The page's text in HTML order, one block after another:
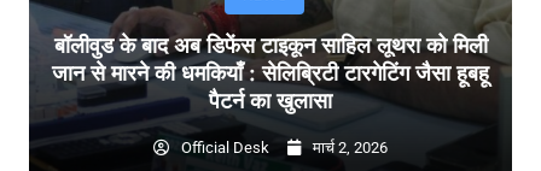
बॉलीवुड के बाद अब डिफेंस टाइकून साहिल लूथरा को मिली
जान से मारने की धमकियाँ : सेलिब्रिटी टारगेटिंग जैसा हूबहू
पैटर्न का खुलासा
Official Desk मार्च 2, 2026